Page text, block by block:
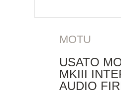
MOTU
USATO
MKIII
AUDIO